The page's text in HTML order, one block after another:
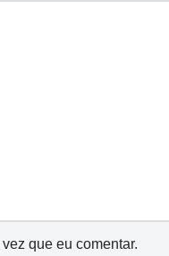
que eu comentar.